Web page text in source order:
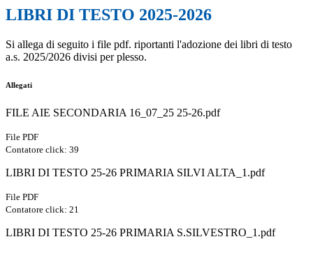
LIBRI DI TESTO 2025-2026
Si allega di seguito i file pdf. riportanti l'adozione dei libri di testo
a.s. 2025/2026 divisi per plesso.
Allegati
FILE AIE SECONDARIA 16_07_25 25-26.pdf
File PDF
Contatore click: 39
LIBRI DI TESTO 25-26 PRIMARIA SILVI ALTA_1.pdf
File PDF
Contatore click: 21
LIBRI DI TESTO 25-26 PRIMARIA S.SILVESTRO_1.pdf